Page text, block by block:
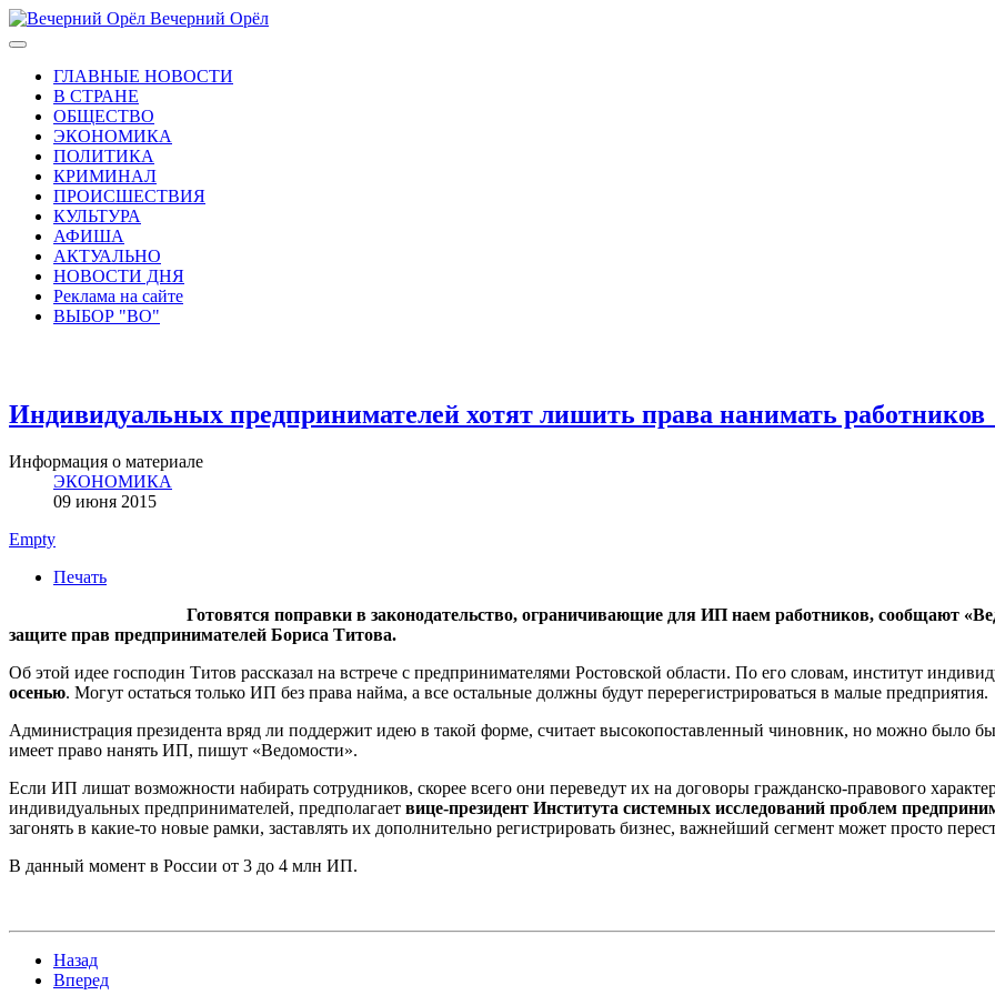
Вечерний Орёл
ГЛАВНЫЕ НОВОСТИ
В СТРАНЕ
ОБЩЕСТВО
ЭКОНОМИКА
ПОЛИТИКА
КРИМИНАЛ
ПРОИСШЕСТВИЯ
КУЛЬТУРА
АФИША
АКТУАЛЬНО
НОВОСТИ ДНЯ
Реклама на сайте
ВЫБОР "ВО"
Индивидуальных предпринимателей хотят лишить права нанимать
Информация о материале
ЭКОНОМИКА
09 июня 2015
Empty
Печать
Готовятся поправки в законодательство, ограничивающие для ИП наем работников, сообщают
защите прав предпринимателей Бориса Титова.
Об этой идее господин Титов рассказал на встрече с предпринимателями Ростовской области. По его словам, институт
осенью. Могут остаться только ИП без права найма, а все остальные должны будут перерегистрироваться в малые предприятия.
Администрация президента вряд ли поддержит идею в такой форме, считает высокопоставленный чиновник, но можно было
имеет право нанять ИП, пишут «Ведомости».
Если ИП лишат возможности набирать сотрудников, скорее всего они переведут их на договоры гражданско-правового
индивидуальных предпринимателей, предполагает вице-президент Института системных исследований проблем
загонять в какие-то новые рамки, заставлять их дополнительно регистрировать бизнес, важнейший сегмент может просто
В данный момент в России от 3 до 4 млн ИП.
Назад
Вперед